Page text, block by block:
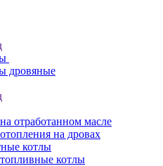
дровяные
отработанном масле
на дровах
котлы
котлы